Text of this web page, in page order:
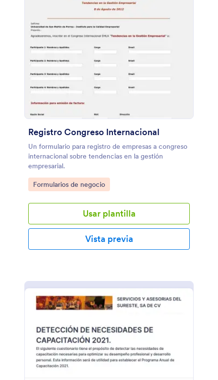
Registro Congreso Internacional
Un formulario para registro de empresas a congreso
internacional sobre tendencias en la gestión
empresarial.
Go to Category:
Formularios de negocio
Usar plantilla
Vista previa